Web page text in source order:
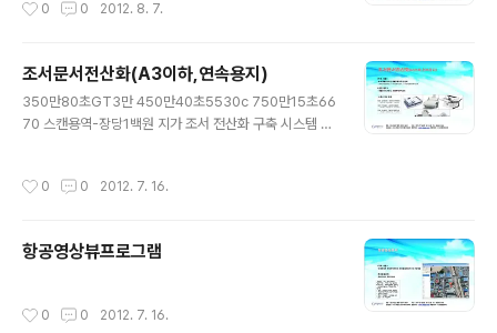
0 0 2012. 8. 7.
조서문서전산화(A3이하,연속용지)
350만80초GT3만 450만40초5530c 750만15초66
70 스캔용역-장당1백원 지가 조서 전산화 구축 시스템 시
에 LEPRAIS.exe 를 실행합니다. 3. 메인 메뉴에서 지가
니다. 5. 메인 메뉴에서 지가조서 조회를 실행합니다. 6. 바
록된 지번이 아래의 그리드에 표기됩니다. * 본 프로그램은
0 0 2012. 7. 16.
항공영상뷰프로그램
0 0 2012. 7. 16.